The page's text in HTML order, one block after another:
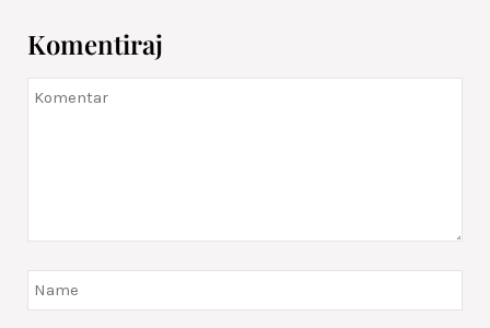
Komentiraj